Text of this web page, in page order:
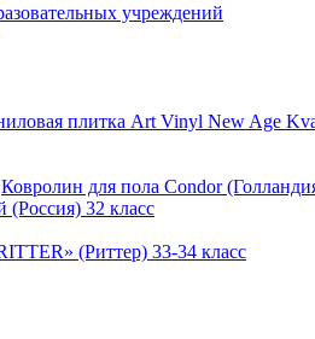
учреждений
плитка Art Vinyl New Age
Ковролин для пола Condor
(Россия) 32 класс
(Риттер) 33-34 класс